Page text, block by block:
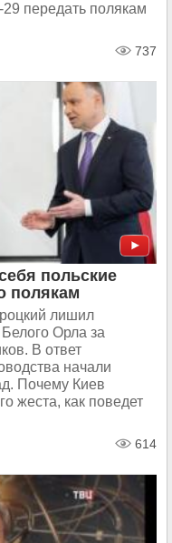
передать полякам
737
польские
полякам
лишил
Орла за
В ответ
начали
Почему Киев
жеста, как поведет
614